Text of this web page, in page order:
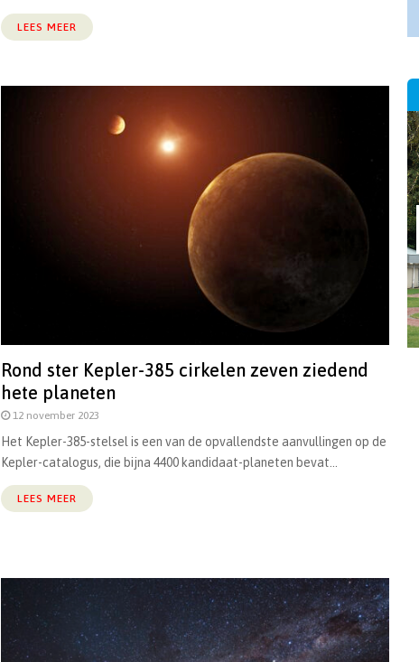
LEES MEER
Rond ster Kepler-385 cirkelen zeven ziedend
hete planeten
12 november 2023
Het Kepler-385-stelsel is een van de opvallendste aanvullingen op de
Kepler-catalogus, die bijna 4400 kandidaat-planeten bevat...
LEES MEER